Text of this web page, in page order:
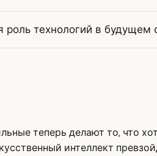
роль технологий в будущем
теперь делают то, что
интеллект